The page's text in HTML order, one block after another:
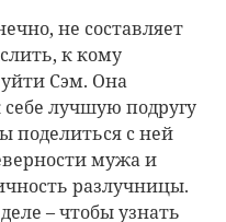
не составляет
к кому
уйти Сэм. Она
лучшую подругу
поделиться с ней
мужа и
разлучницы.
– чтобы узнать